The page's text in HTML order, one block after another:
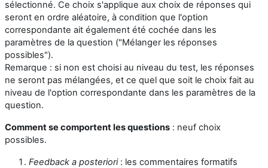
sélectionné. Ce choix s'applique aux choix de réponses qui
seront en ordre aléatoire, à condition que l'option
correspondante ait également été cochée dans les
paramètres de la question ("Mélanger les réponses
possibles").
Remarque : si non est choisi au niveau du test, les réponses
ne seront pas mélangées, et ce quel que soit le choix fait au
niveau de l'option correspondante dans les paramètres de la
question.
Comment se comportent les questions : neuf choix
possibles.
Feedback a posteriori: les commentaires formatifs